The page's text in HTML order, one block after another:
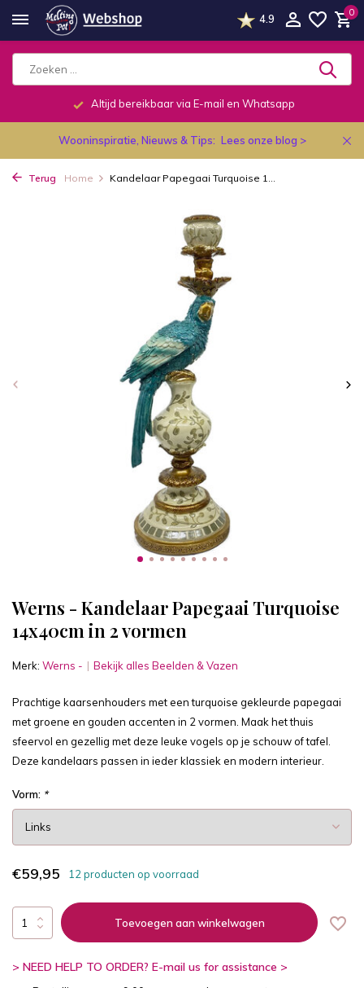
4.9
0
Altijd bereikbaar via E-mail en Whatsapp
Wooninspiratie, Nieuws & Tips: Lees onze blog >
Terug Home Kandelaar Papegaai Turquoise 1...
Werns - Kandelaar Papegaai Turquoise
14x40cm in 2 vormen
Merk: Werns - Bekijk alles Beelden & Vazen
Prachtige kaarsenhouders met een turquoise gekleurde papegaai
met groene en gouden accenten in 2 vormen. Maak het thuis
sfeervol en gezellig met deze leuke vogels op je schouw of tafel.
Deze kandelaars passen in ieder klassiek en modern interieur.
Vorm: *
€59,95 12 producten op voorraad
Toevoegen aan winkelwagen
> NEED HELP TO ORDER? E-mail us for assistance >